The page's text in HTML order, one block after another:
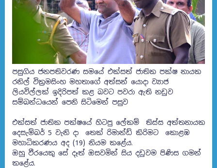
පසුගිය ජනපතිවරණ සමයේ එක්සත් ජාතික පක්ෂ නායක
රනිල් වික්‍රමසිංහ මහතාගේ අත්සන් යොදා ව්‍යාජ
ලියවිල්ලක් ඉදිරිපත් කළ බවට පවරා ඇති නඩුව
සම්බන්ධයෙන් පෙනි සිටිමෙන් පසුව
එක්සත් ජාතික පක්ෂයේ හිටපු ලේකම් තිස්ස අත්තනායක
දෙසැම්බර් 5 වැනි දා තෙක් රිමාන්ඩ් කිරිමට කොළඹ
මහාධිකරණය අද (19) නියම කළේය.
ඔහු වීරයෙකු සේ දෑත් ඔසවමින් සිය දඩුවම පිණිස ගමන්
කළේය.